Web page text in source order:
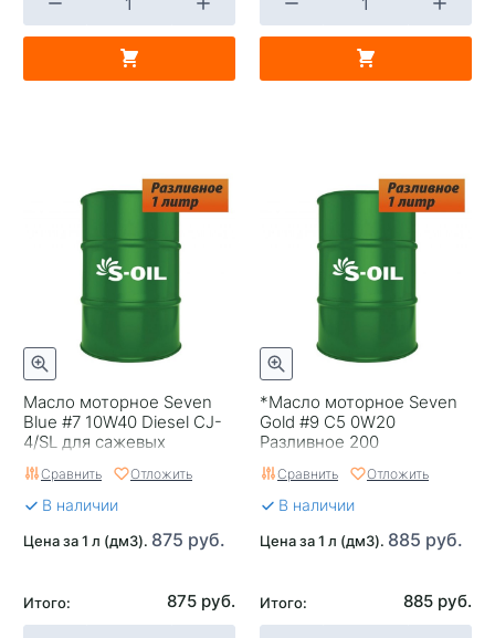
Масло моторное Seven
Blue #7 10W40 Diesel CJ-
4/SL для сажевых
фильтров Разливное 200
Сравнить Отложить
В наличии
Цена за 1 л (дм3). 875 руб.
Итого: 875 руб.
*Масло моторное Seven
Gold #9 C5 0W20
Разливное 200
Сравнить Отложить
В наличии
Цена за 1 л (дм3). 885 руб.
Итого: 885 руб.